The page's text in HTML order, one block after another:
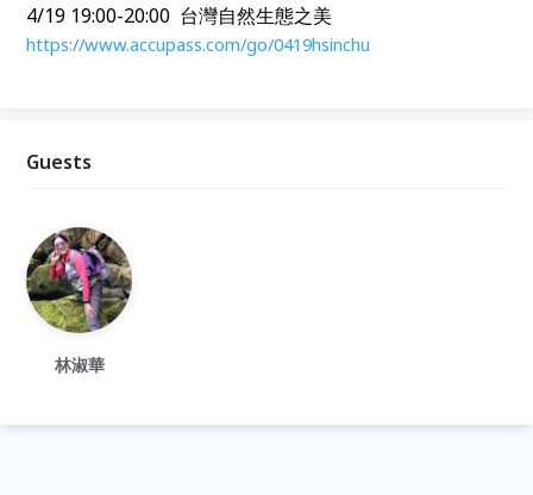
4/19 19:00-20:00 台灣自然生態之美
https://www.accupass.com/go/0419hsinchu
Guests
林淑華